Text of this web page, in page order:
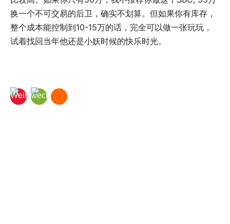
换一个不可交易的后卫，确实不划算。但如果你有库存，
整个成本能控制到10-15万的话，完全可以做一张玩玩，
试着找回当年他还是小妖时候的快乐时光。